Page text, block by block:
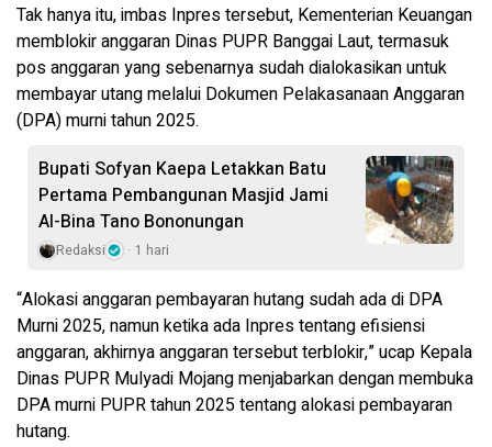
Tak hanya itu, imbas Inpres tersebut, Kementerian Keuangan
memblokir anggaran Dinas PUPR Banggai Laut, termasuk
pos anggaran yang sebenarnya sudah dialokasikan untuk
membayar utang melalui Dokumen Pelakasanaan Anggaran
(DPA) murni tahun 2025.
Bupati Sofyan Kaepa Letakkan Batu
Pertama Pembangunan Masjid Jami
Al-Bina Tano Bononungan
Redaksi 1 hari
“Alokasi anggaran pembayaran hutang sudah ada di DPA
Murni 2025, namun ketika ada Inpres tentang efisiensi
anggaran, akhirnya anggaran tersebut terblokir,” ucap Kepala
Dinas PUPR Mulyadi Mojang menjabarkan dengan membuka
DPA murni PUPR tahun 2025 tentang alokasi pembayaran
hutang.